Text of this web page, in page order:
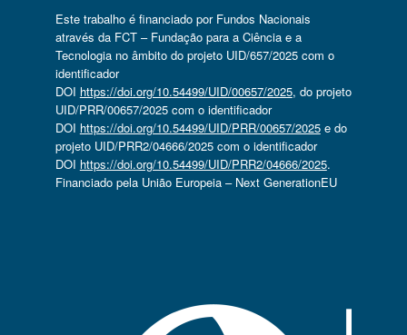
Este trabalho é financiado por Fundos Nacionais
através da FCT – Fundação para a Ciência e a
Tecnologia no âmbito do projeto UID/657/2025 com o
identificador
DOI https://doi.org/10.54499/UID/00657/2025, do projeto
UID/PRR/00657/2025 com o identificador
DOI https://doi.org/10.54499/UID/PRR/00657/2025e do
projeto UID/PRR2/04666/2025 com o identificador
DOI https://doi.org/10.54499/UID/PRR2/04666/2025.
Financiado pela União Europeia – Next GenerationEU